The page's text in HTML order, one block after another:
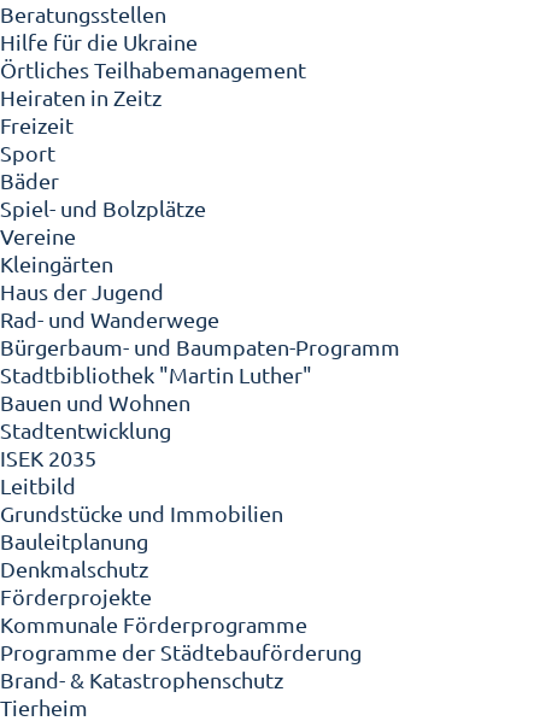
Beratungsstellen
Hilfe für die Ukraine
Örtliches Teilhabemanagement
Heiraten in Zeitz
Freizeit
Sport
Bäder
Spiel- und Bolzplätze
Vereine
Kleingärten
Haus der Jugend
Rad- und Wanderwege
Bürgerbaum- und Baumpaten-Programm
Stadtbibliothek "Martin Luther"
Bauen und Wohnen
Stadtentwicklung
ISEK 2035
Leitbild
Grundstücke und Immobilien
Bauleitplanung
Denkmalschutz
Förderprojekte
Kommunale Förderprogramme
Programme der Städtebauförderung
Brand- & Katastrophenschutz
Tierheim